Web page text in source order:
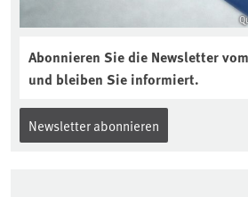
Abonnieren Sie die Newsletter
und bleiben Sie informiert.
Newsletter abonnieren